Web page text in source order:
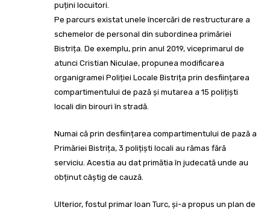
puțini locuitori.
Pe parcurs existat unele încercări de restructurare a
schemelor de personal din subordinea primăriei
Bistrița. De exemplu, prin anul 2019, viceprimarul de
atunci Cristian Niculae, propunea modificarea
organigramei Poliției Locale Bistrița prin desființarea
compartimentului de pază și mutarea a 15 polițiști
locali din birouri în stradă.
Numai că prin desființarea compartimentului de pază a
Primăriei Bistrița, 3 polițiști locali au rămas fără
serviciu. Acestia au dat primătia în judecată unde au
obținut câștig de cauză.
Ulterior, fostul primar Ioan Turc, și-a propus un plan de